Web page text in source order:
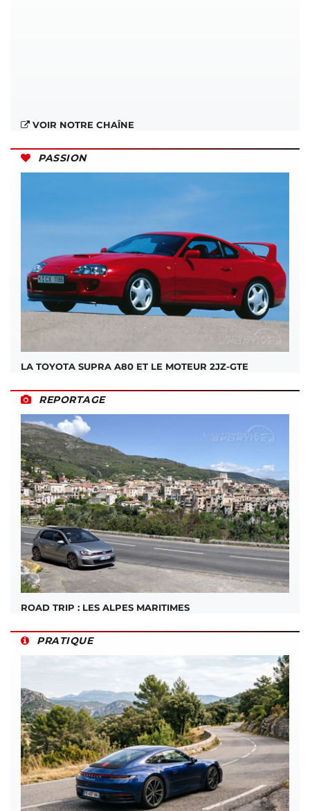
VOIR NOTRE CHAÎNE
PASSION
LA TOYOTA SUPRA A80 ET LE MOTEUR 2JZ-GTE
REPORTAGE
ROAD TRIP : LES ALPES MARITIMES
PRATIQUE